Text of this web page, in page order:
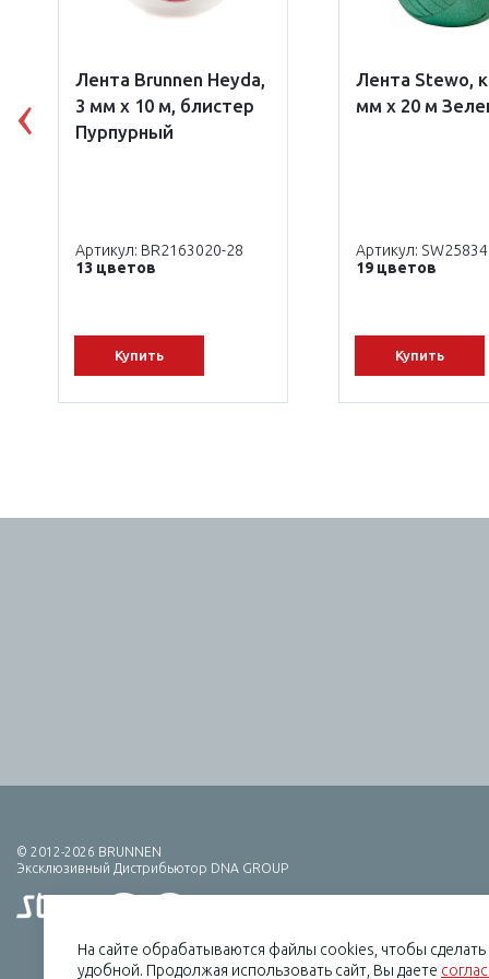
Previous
Лента Brunnen Heyda,
3 мм х 10 м, блистер
Пурпурный
Артикул: BR2163020-28
13 цветов
Купить
Лента Stewo,
мм х 20 м
Артикул:
19 цветов
Купить
© 2012-2026 BRUNNEN
Эксклюзивный Дистрибьютор DNA GROUP
На сайте обрабатываются файлы cookies, чтобы
удобной. Продолжая использовать сайт, Вы даете